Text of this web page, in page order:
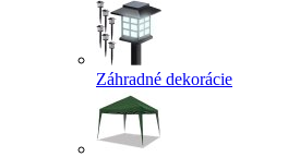
Záhradné dekorácie